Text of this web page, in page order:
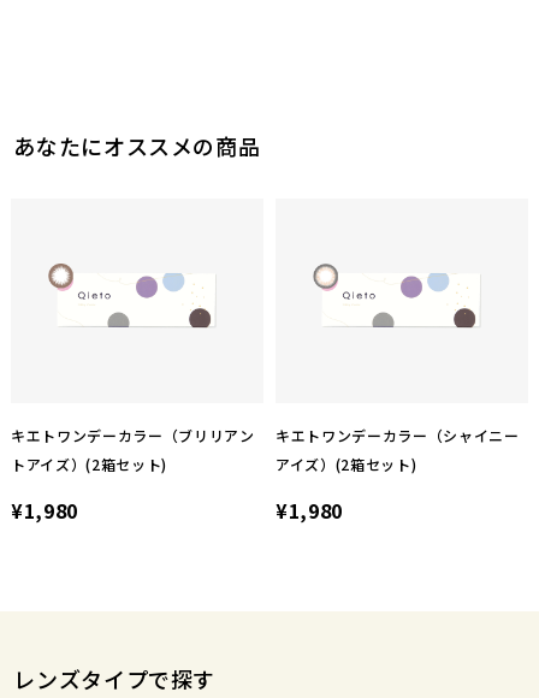
あなたにオススメの商品
キエトワンデーカラー（ブリリアン
トアイズ）(2箱セット)
¥1,980
キエトワンデーカラー（シャイニー
アイズ）(2箱セット)
¥1,980
レンズタイプで探す